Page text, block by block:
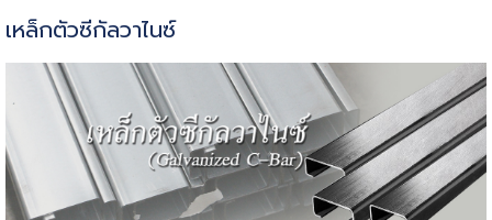
เหล็กตัวซีกัลวาไนซ์